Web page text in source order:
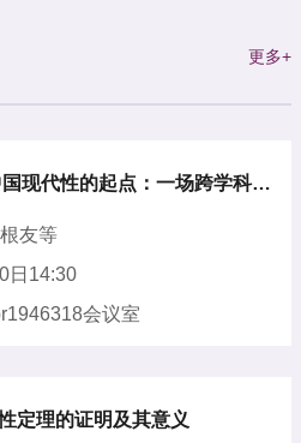
更多+
现代性的起点：一场跨学科的
友等
日14:30
会议室
定理的证明及其意义